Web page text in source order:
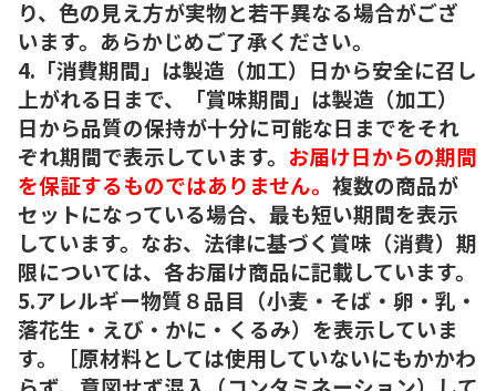
り、色の見え方が実物と若干異なる場合がござ
います。あらかじめご了承ください。
4.「消費期間」は製造（加工）日から安全に召し
上がれる日まで、「賞味期間」は製造（加工）
日から品質の保持が十分に可能な日までをそれ
ぞれ期間で表示しています。 お届け日からの期間
を保証するものではありません。 複数の商品が
セットになっている場合、最も短い期間を表示
しています。なお、法律に基づく賞味（消費）期
限については、各お届け商品に記載しています。
5.アレルギー物質８品目（小麦・そば・卵・乳・
落花生・えび・かに・くるみ）を表示していま
す。［原材料としては使用していないにもかかわ